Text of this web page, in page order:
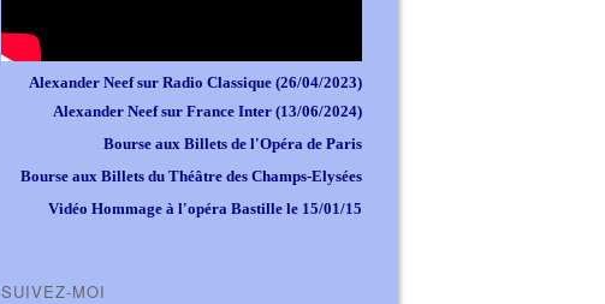
Alexander Neef sur Radio Classique (26/04/2023)
Alexander Neef sur France Inter (13/06/2024)
Bourse aux Billets de l'Opéra de Paris
Bourse aux Billets du Théâtre des Champs-Elysées
Vidéo Hommage à l'opéra Bastille le 15/01/15
SUIVEZ-MOI